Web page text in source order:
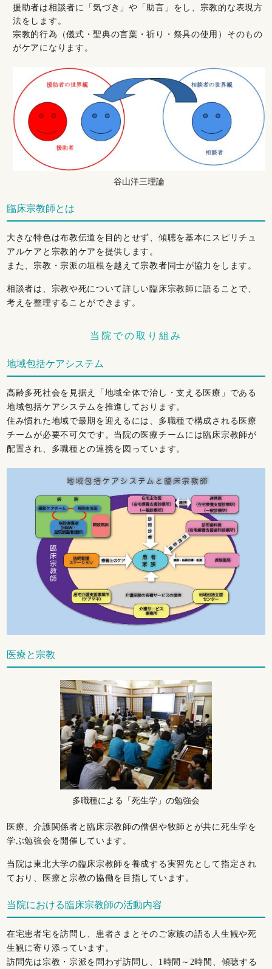
援助者は相談者に「気づき」や「助言」をし、宗教的な表現方
法をします。
宗教的行為（儀式・聖典の言葉・祈り・祭具の使用）そのもの
がケアになります。
谷山洋三理論
臨床宗教師とは
大きな特色は布教伝道を目的とせず、傾聴を基本にスピリチュ
アルケアと宗教的ケアを提供します。
また、宗教・宗派の垣根を越えて宗教者同士が協力をします。
相談者は、宗教や死について詳しい臨床宗教師に語ることで、
考えを整理することができます。
当院での取り組み
地域包括ケアシステム
高齢多死社会を見据え「地域全体で治し・支える医療」である
地域包括ケアシステムを推進しております。
住み慣れた地域で最期を迎えるには、多職種で構成される医療
チームが必要不可欠です。当院の医療チームには臨床宗教師が
配置され、多職種との連携を図っています。
医療と宗教
多職種による「死生学」の勉強会
医療、介護関係者と臨床宗教師の僧侶や牧師とが共に死生学を
学ぶ勉強会を開催しています。
当院は東北大学の臨床宗教師を養成する実習先として指定され
ており、医療と宗教の協働を目指しています。
当院における臨床宗教師の活動内容
在宅患者宅を訪問し、患者さまとそのご家族の語る人生観や死
生観に寄り添っています。
訪問先は宗教・宗派を問わず訪問し、1時間～2時間、傾聴する